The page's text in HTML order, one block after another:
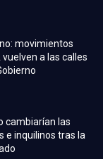
movimientos
vuelven a las calles
cambiarían las
e inquilinos tras la